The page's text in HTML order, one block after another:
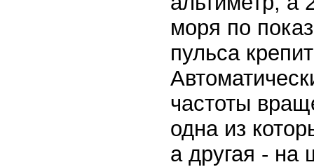
моря по
пульса
частоты
одна из
а другая - на